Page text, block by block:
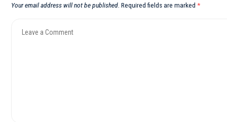
Your email address will not be published. Required fields are marked *